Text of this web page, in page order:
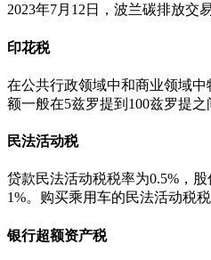
2023年7月12日，波兰碳排放交
印花税
在公共行政领域中和商业领域
额一般在5兹罗提到100兹罗提之
民法活动税
贷款民法活动税税率为0.5%，
1%。购买乘用车的民法活动税税
银行超额资产税